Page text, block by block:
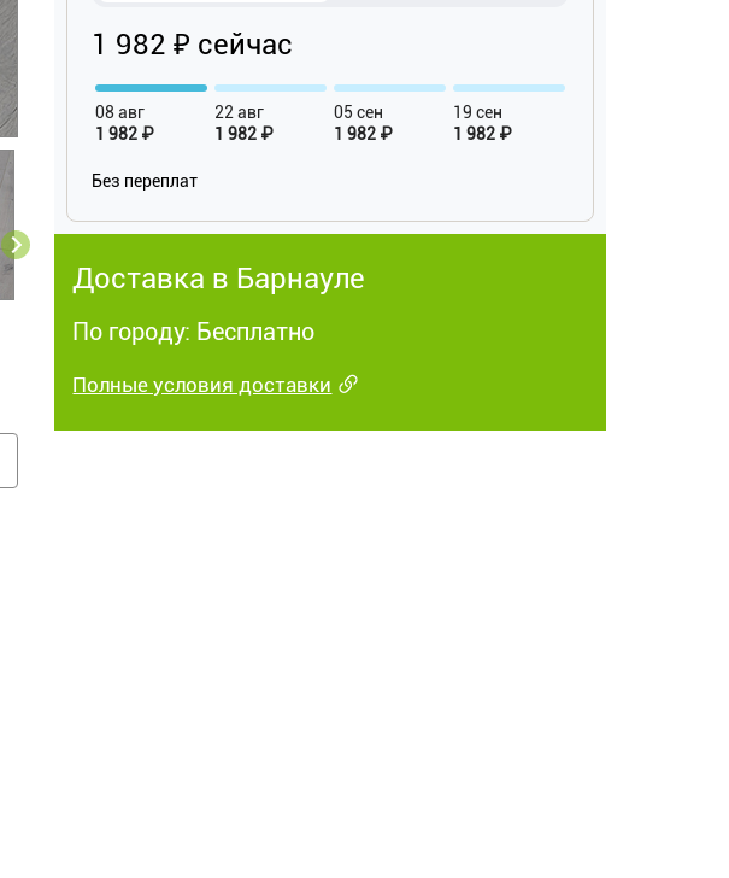
1 982 ₽ сейчас
08 авг
1 982 ₽
22 авг
1 982 ₽
05 сен
1 982 ₽
19 сен
1 982 ₽
Без переплат
Доставка в Барнауле
По городу: Бесплатно
Полные условия доставки